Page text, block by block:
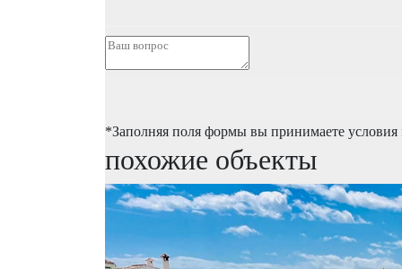
*Заполняя поля формы вы принимаете условия
похожие объекты